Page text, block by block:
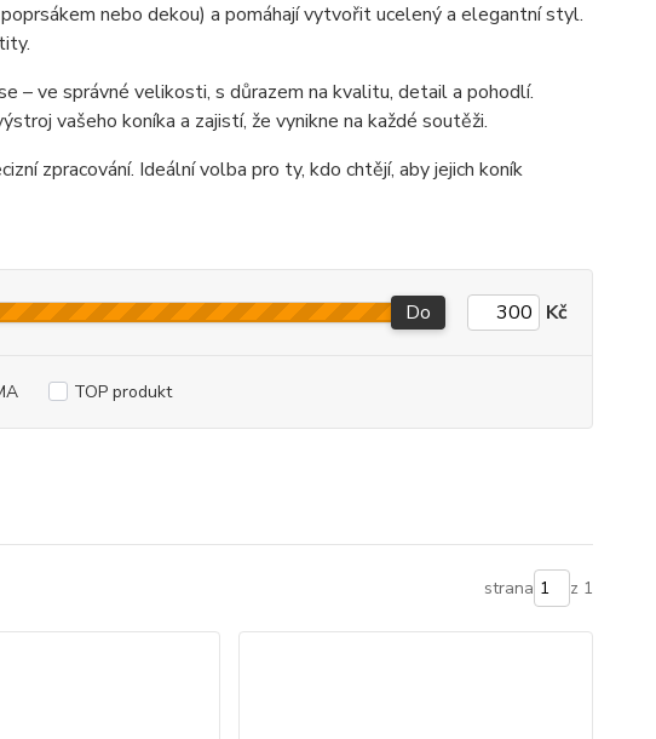
nebo dekou) a pomáhají vytvořit ucelený a elegantní styl.
– ve správné velikosti, s důrazem na kvalitu, detail a pohodlí.
vašeho koníka a zajistí, že vynikne na každé soutěži.
zpracování. Ideální volba pro ty, kdo chtějí, aby jejich koník
Do Kč
TOP produkt
strana z 1